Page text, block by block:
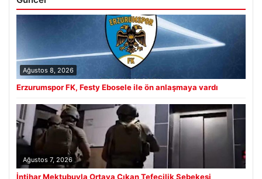
Ağustos 8, 2026
Erzurumspor FK, Festy Ebosele ile ön anlaşmaya vardı
Ağustos 7, 2026
İntihar Mektubuyla Ortaya Çıkan Tefecilik Şebekesi